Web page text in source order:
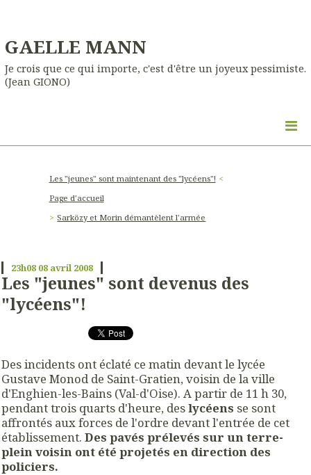
GAELLE MANN
Je crois que ce qui importe, c'est d'être un joyeux pessimiste.
(Jean GIONO)
Les "jeunes" sont maintenant des "lycéens"!
Page d'accueil
Sarközy et Morin démantèlent l'armée
23h08 08 avril 2008
Les "jeunes" sont devenus des
"lycéens"!
Des incidents ont éclaté ce matin devant le lycée
Gustave Monod de Saint-Gratien, voisin de la ville
d'Enghien-les-Bains (Val-d'Oise). A partir de 11 h 30,
pendant trois quarts d'heure, deslycéens se sont
affrontés aux forces de l'ordre devant l'entrée de cet
établissement. Des pavés prélevés sur un terre-
plein voisin ont été projetés en direction des
policiers.